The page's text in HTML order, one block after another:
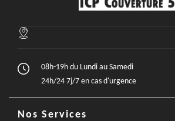
08h-19h du Lundi au Samedi
24h/24 7j/7 en cas d'urgence
Nos Services